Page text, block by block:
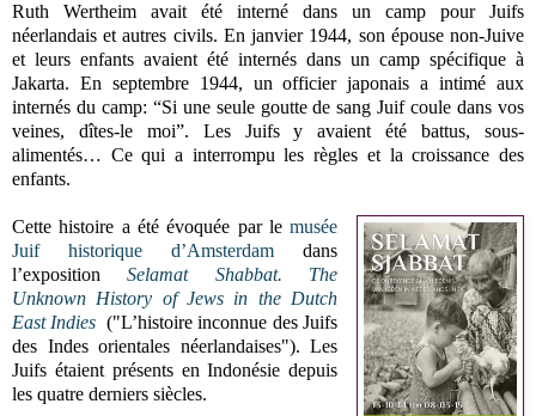
Ruth Wertheim avait été interné dans un camp pour Juifs
néerlandais et autres civils. En janvier 1944, son épouse non-Juive
et leurs enfants avaient été internés dans un camp spécifique à
Jakarta. En septembre 1944, un officier japonais a intimé aux
internés du camp: “Si une seule goutte de sang Juif coule dans vos
veines, dîtes-le moi”. Les Juifs y avaient été battus, sous-
alimentés… Ce qui a interrompu les règles et la croissance des
enfants.
Cette histoire a été évoquée par lemusée
Juif historique d’Amsterdam dans
l’expositionSelamat Shabbat. The
Unknown History of Jews in the Dutch
East Indies ("L’histoire inconnue des Juifs
des Indes orientales néerlandaises"). Les
Juifs étaient présents en Indonésie depuis
les quatre derniers siècles.